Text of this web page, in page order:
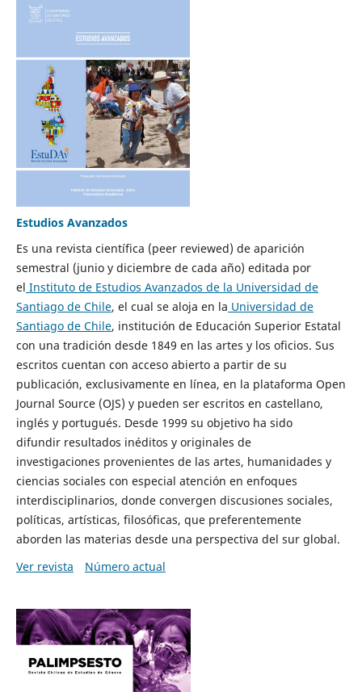
Estudios Avanzados
Es una revista científica (peer reviewed) de aparición
semestral (junio y diciembre de cada año) editada por
el Instituto de Estudios Avanzados de la Universidad de
Santiago de Chile, el cual se aloja en la Universidad de
Santiago de Chile, institución de Educación Superior Estatal
con una tradición desde 1849 en las artes y los oficios. Sus
escritos cuentan con acceso abierto a partir de su
publicación, exclusivamente en línea, en la plataforma Open
Journal Source (OJS) y pueden ser escritos en castellano,
inglés y portugués. Desde 1999 su objetivo ha sido
difundir resultados inéditos y originales de
investigaciones provenientes de las artes, humanidades y
ciencias sociales con especial atención en enfoques
interdisciplinarios, donde convergen discusiones sociales,
políticas, artísticas, filosóficas, que preferentemente
aborden las materias desde una perspectiva del sur global.
Ver revista
Número actual